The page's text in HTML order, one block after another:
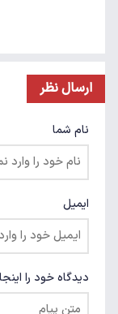
ارسال نظر
نام شما
ایمیل
دیدگاه خود را